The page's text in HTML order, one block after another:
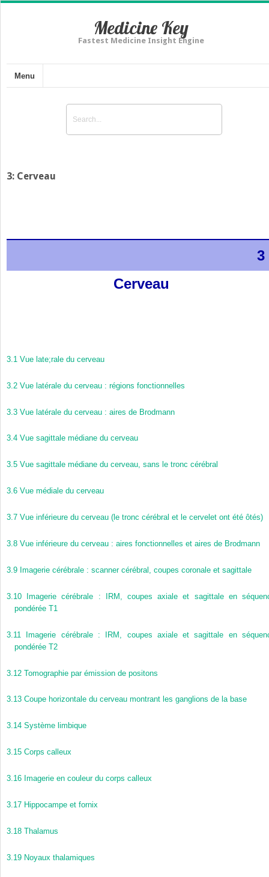
Medicine Key
Fastest Medicine Insight Engine
Menu
3: Cerveau
3
Cerveau
3.1 Vue late;rale du cerveau
3.2 Vue latérale du cerveau : régions fonctionnelles
3.3 Vue latérale du cerveau : aires de Brodmann
3.4 Vue sagittale médiane du cerveau
3.5 Vue sagittale médiane du cerveau, sans le tronc cérébral
3.6 Vue médiale du cerveau
3.7 Vue inférieure du cerveau (le tronc cérébral et le cervelet ont été ôtés)
3.8 Vue inférieure du cerveau : aires fonctionnelles et aires de Brodmann
3.9 Imagerie cérébrale : scanner cérébral, coupes coronale et sagittale
3.10
Imagerie cérébrale : IRM, coupes axiale et sagittale en
pondérée T1
3.11 Imagerie cérébrale : IRM, coupes axiale et sagittale en
pondérée T2
3.12 Tomographie par émission de positons
3.13 Coupe horizontale du cerveau montrant les ganglions de la base
3.14 Système limbique
3.15 Corps calleux
3.16 Imagerie en couleur du corps calleux
3.17 Hippocampe et fornix
3.18 Thalamus
3.19 Noyaux thalamiques